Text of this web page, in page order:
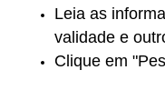
Leia as
validade e
Clique em